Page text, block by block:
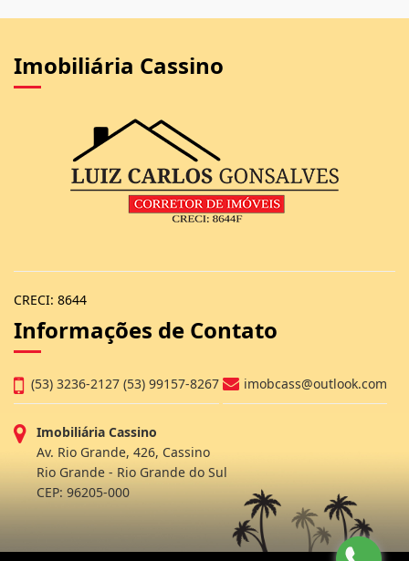
Imobiliária Cassino
CRECI: 8644
Informações de Contato
(53) 3236-2127 (53) 99157-8267 imobcass@outlook.com
Imobiliária Cassino
Av. Rio Grande, 426, Cassino
Rio Grande - Rio Grande do Sul
CEP: 96205-000